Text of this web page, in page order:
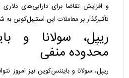
و افزایش تقاضا برای دارایی‌های
تأثیرگذار بر معاملات این استیبل‌کوین به
ریپل، سولانا و
محدوده منفی
ریپل، سولانا و بایننس‌کوین نیز امروز